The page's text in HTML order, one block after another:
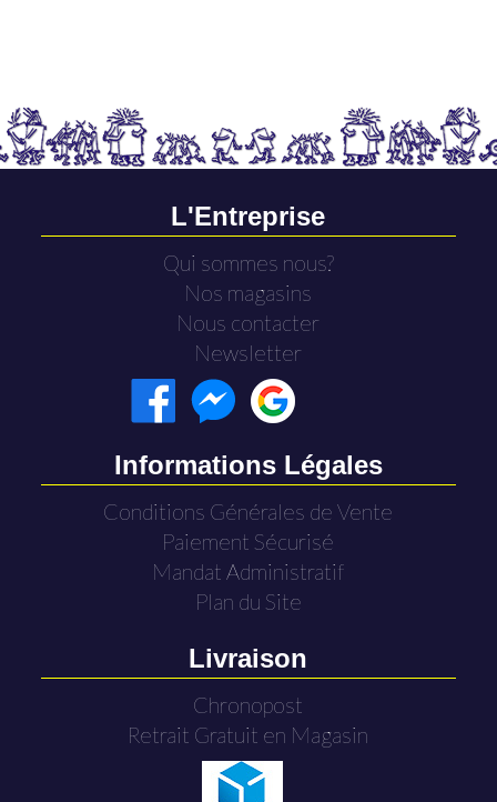
L'Entreprise
Qui sommes nous?
Nos magasins
Nous contacter
Newsletter
Informations Légales
Conditions Générales de Vente
Paiement Sécurisé
Mandat Administratif
Plan du Site
Livraison
Chronopost
Retrait Gratuit en Magasin